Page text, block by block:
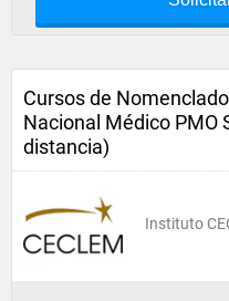
Cursos de
Nacional Médico PMO
distancia)
Instituto